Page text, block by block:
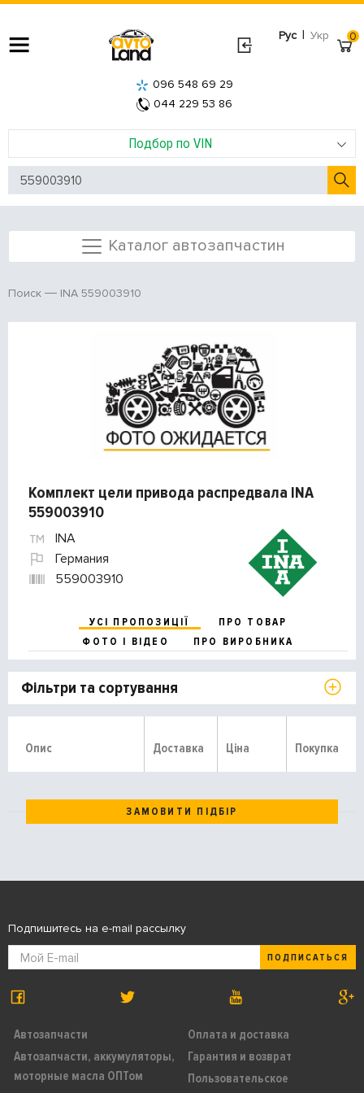
Рус | Укр
Подбор по VIN
096 548 69 29
044 229 53 86
0
Каталог автозапчастин
Поиск INA 559003910
Комплект цели привода распредвала INA
559003910
INA
Германия
559003910
УСІ ПРОПОЗИЦІЇ
ПРО ТОВАР
ФОТО І ВІДЕО
ПРО ВИРОБНИКА
Фільтри та сортування
Опис Доставка Ціна Покупка
ЗАМОВИТИ ПІДБІР
Автозапчасти
Автозапчасти, аккумуляторы,
моторные масла ОПТом
Оплата и доставка
Гарантия и возврат
Пользовательское
Подпишитесь на e-mail рассылку
ПОДПИСАТЬСЯ